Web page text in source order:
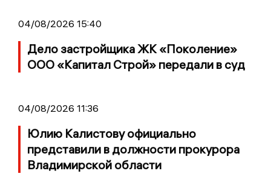
04/08/2026 15:40
Дело застройщика ЖК «Поколение»
ООО «Капитал Строй» передали в суд
04/08/2026 11:36
Юлию Калистову официально
представили в должности прокурора
Владимирской области